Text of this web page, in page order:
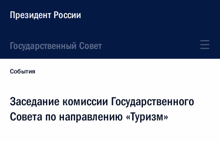
Президент России
Государственный Совет
События
Заседание комиссии Государственного
Совета по направлению «Туризм»